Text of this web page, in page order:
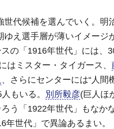
代候補を選んでいく。明
ゆえ選手層が薄いイメージ
の「1916年世代」には、
はミスター・タイガース、
、さらにセンターには“人間
もいる。 別所毅彦(巨人ほ
う「1922年世代」もなか
年世代」で異論あるまい。